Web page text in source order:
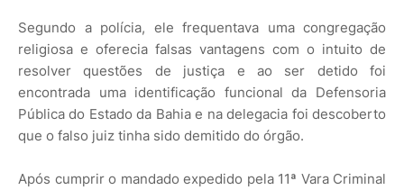
Segundo a polícia, ele frequentava uma congregação
religiosa e oferecia falsas vantagens com o intuito de
resolver questões de justiça e ao ser detido foi
encontrada uma identificação funcional da Defensoria
Pública do Estado da Bahia e na delegacia foi descoberto
que o falso juiz tinha sido demitido do órgão.
Após cumprir o mandado expedido pela 11ª Vara Criminal